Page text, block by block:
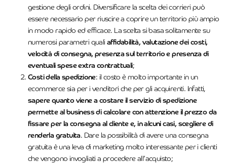
gestione degli ordini. Diversificare la scelta dei corrieri può
essere necessario per riuscire a coprire un territorio più ampio
in modo rapido ed efficace. La scelta si basa solitamente su
numerosi parametri quali affidabilità, valutazione dei costi,
velocità di consegna, presenza sul territorio e presenza di
eventuali spese extra contrattuali;
Costi della spedizione: il costo è molto importante in un
ecommerce sia per i venditori che per gli acquirenti. Infatti,
sapere quanto viene a costare il servizio di spedizione
permette al business di calcolare con attenzione il prezzo da
fissare per la consegna al cliente e, in alcuni casi, scegliere di
renderla gratuita. Dare la possibilità di avere una consegna
gratuita è una leva di marketing molto interessante per i clienti
che vengono invogliati a procedere all’acquisto;